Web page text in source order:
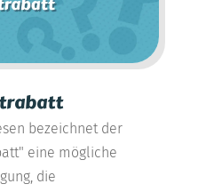
bezeichnet der
eine mögliche
die